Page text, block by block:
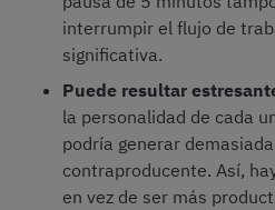
interrumpir el flujo de
significativa.
Puede resultar
la personalidad de cada
podría generar
contraproducente. Así,
en vez de ser más